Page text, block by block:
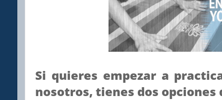
Si quieres empezar a
nosotros, tienes dos